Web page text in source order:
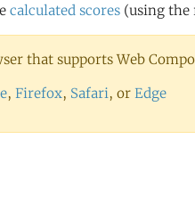
calculated scores (using the
that supports Web
, Firefox, Safari, or Edge